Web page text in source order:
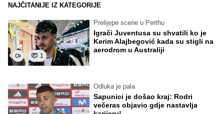
NAJČITANIJE IZ KATEGORIJE
1
Prelijepe scene u Perthu
Igrači Juventusa su shvatili ko je
Kerim Alajbegović kada su stigli na
aerodrom u Australiji
Odluka je pala
Sapunici je došao kraj: Rodri
večeras objavio gdje nastavlja